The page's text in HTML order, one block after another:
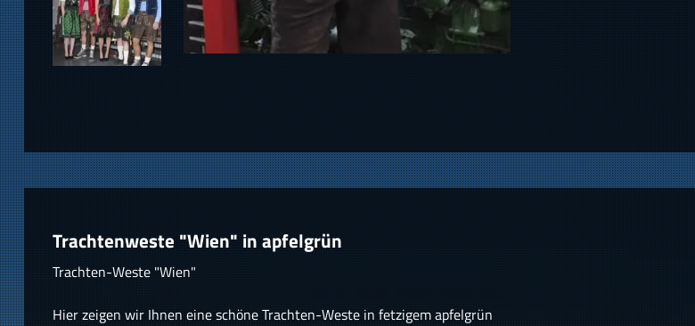
Trachtenweste "Wien" in apfelgrün
Trachten-Weste "Wien"
Hier zeigen wir Ihnen eine schöne Trachten-Weste in fetzigem apfelgrün